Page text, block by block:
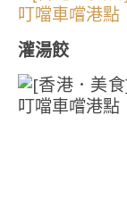
灌湯餃